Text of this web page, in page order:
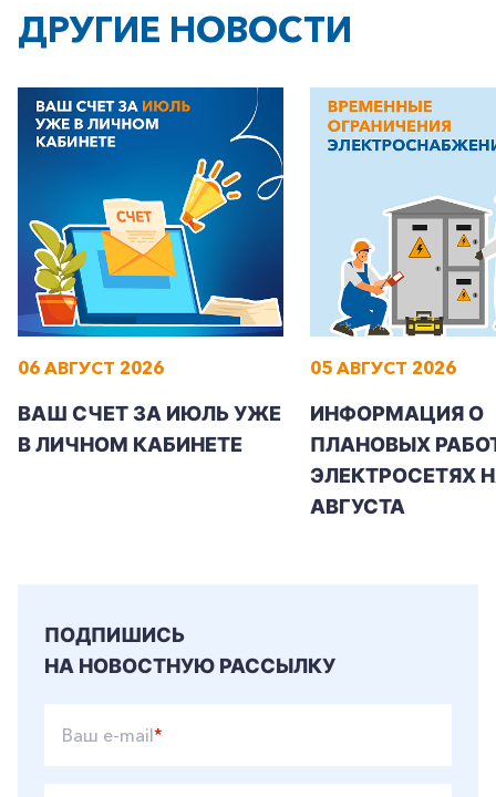
ДРУГИЕ НОВОСТИ
06 АВГУСТ 2026
ВАШ СЧЕТ ЗА ИЮЛЬ УЖЕ
В ЛИЧНОМ КАБИНЕТЕ
05 АВГУСТ 2026
ИНФОРМАЦИЯ О
ПЛАНОВЫХ
ЭЛЕКТРОСЕТЯХ
АВГУСТА
ПОДПИШИСЬ
НА НОВОСТНУЮ РАССЫЛКУ
Ваш e-mail*